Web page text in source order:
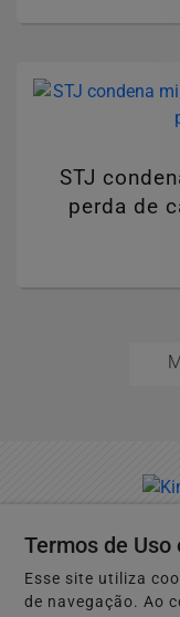
STJ
perda de
Não
Termos de Uso
Esse site utiliza
de navegação. Ao